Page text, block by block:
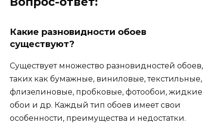
Какие разновидности обоев
существуют?
Существует множество разновидностей обоев,
таких как бумажные, виниловые, текстильные,
флизелиновые, пробковые, фотообои, жидкие
обои и др. Каждый тип обоев имеет свои
особенности, преимущества и недостатки.